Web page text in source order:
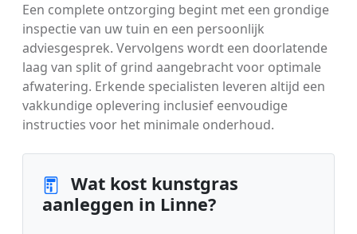
Een complete ontzorging begint met een grondige
inspectie van uw tuin en een persoonlijk
adviesgesprek. Vervolgens wordt een doorlatende
laag van split of grind aangebracht voor optimale
afwatering. Erkende specialisten leveren altijd een
vakkundige oplevering inclusief eenvoudige
instructies voor het minimale onderhoud.
Wat kost kunstgras
aanleggen in Linne?